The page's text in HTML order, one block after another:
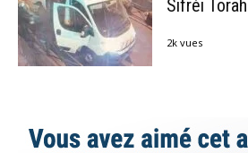
Sifréi
2k vues